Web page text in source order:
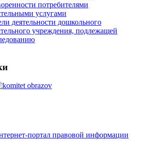
потребителями
услугами
деятельности дошкольного
учреждения, подлежащей